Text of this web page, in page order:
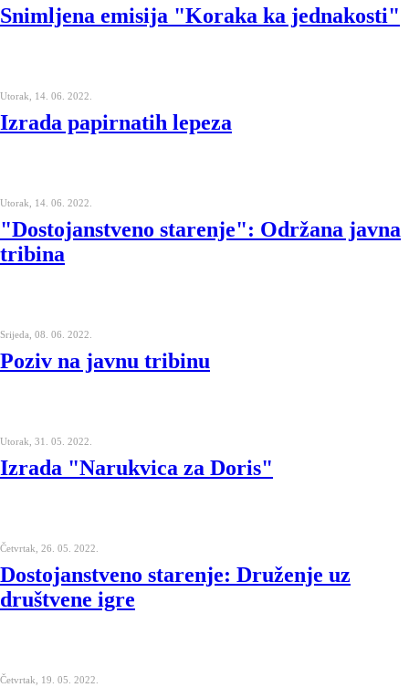
Snimljena emisija "Koraka ka jednakosti"
Utorak, 14. 06. 2022.
Izrada papirnatih lepeza
Utorak, 14. 06. 2022.
"Dostojanstveno starenje": Održana javna
tribina
Srijeda, 08. 06. 2022.
Poziv na javnu tribinu
Utorak, 31. 05. 2022.
Izrada "Narukvica za Doris"
Četvrtak, 26. 05. 2022.
Dostojanstveno starenje: Druženje uz
društvene igre
Četvrtak, 19. 05. 2022.